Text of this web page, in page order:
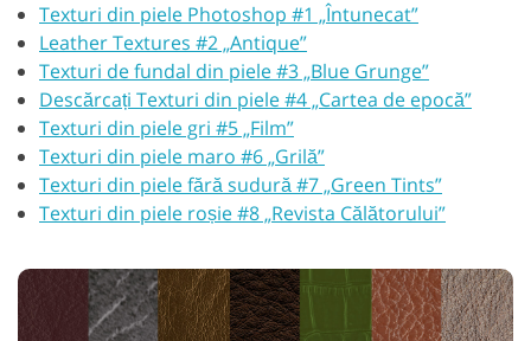
Texturi din piele Photoshop #1 „Întunecat”
Leather Textures #2 „Antique”
Texturi de fundal din piele #3 „Blue Grunge”
Descărcați Texturi din piele #4 „Cartea de epocă”
Texturi din piele gri #5 „Film”
Texturi din piele maro #6 „Grilă”
Texturi din piele fără sudură #7 „Green Tints”
Texturi din piele roșie #8 „Revista Călătorului”